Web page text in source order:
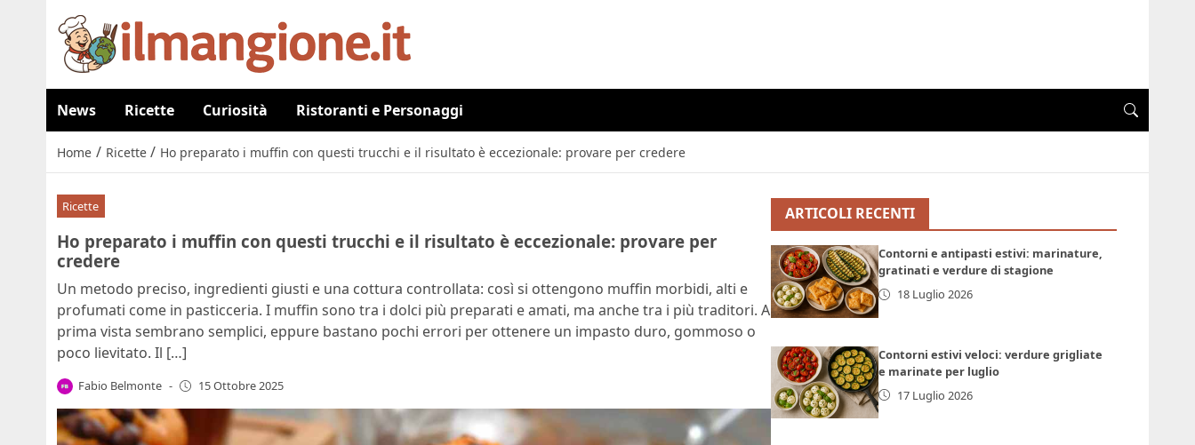
News Ricette Curiosità Ristoranti e Personaggi
Home / Ricette / Ho preparato i muffin con questi trucchi e il risultato è eccezionale: provare per credere
Ricette
Ho preparato i muffin con questi trucchi e il risultato è eccezionale: provare per
credere
Un metodo preciso, ingredienti giusti e una cottura controllata: così si ottengono muffin morbidi, alti e
profumati come in pasticceria. I muffin sono tra i dolci più preparati e amati, ma anche tra i più traditori. A
prima vista sembrano semplici, eppure bastano pochi errori per ottenere un impasto duro, gommoso o
poco lievitato. Il […]
Fabio Belmonte - 15 Ottobre 2025
ARTICOLI RECENTI
Contorni e antipasti estivi: marinature,
gratinati e verdure di stagione
18 Luglio 2026
Contorni estivi veloci: verdure grigliate
e marinate per luglio
17 Luglio 2026